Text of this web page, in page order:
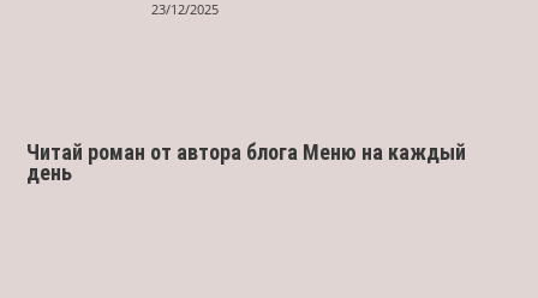
23/12/2025
Читай роман от автора блога Меню на каждый
день